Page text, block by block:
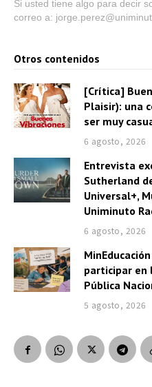
Si usted tiene algo para decir
correo a:
Otros contenidos
[Crítica]
Plaisir): una
ser muy
6 agosto, 2026
Entrevista
Sutherland
Universal+,
Uniminuto
6 agosto, 2026
participar en
Pública
5 agosto, 2026